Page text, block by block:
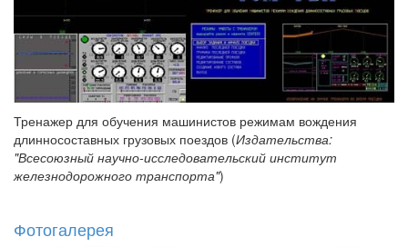
Тренажер для обучения машинистов режимам вождения
длинносоставных грузовых поездов (Издательства:
"Всесоюзный научно-исследовательский институт
железнодорожного транспорта")
Фотогалерея